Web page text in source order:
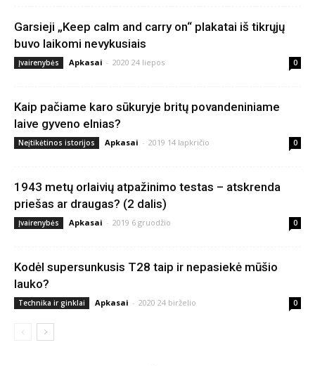
Garsieji „Keep calm and carry on“ plakatai iš tikrųjų
buvo laikomi nevykusiais
Įvairenybės Apkasai - 2020 24 liepos 0
Kaip pačiame karo sūkuryje britų povandeniniame
laive gyveno elnias?
Neįtikėtinos istorijos Apkasai - 2019 14 lapkričio 0
1943 metų orlaivių atpažinimo testas – atskrenda
priešas ar draugas? (2 dalis)
Įvairenybės Apkasai - 2019 6 gruodžio 0
Kodėl supersunkusis T28 taip ir nepasiekė mūšio
lauko?
Technika ir ginklai Apkasai - 2020 24 birželio 0